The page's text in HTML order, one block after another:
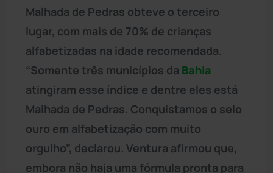
Malhada de Pedras obteve o terceiro
lugar, com mais de 70% de crianças
alfabetizadas na idade recomendada.
“Somente três municípios da Bahia
atingiram esse índice e dentre eles está
Malhada de Pedras. Conquistamos o selo
ouro em alfabetização com muito
orgulho”, declarou. Ventura afirmou que,
embora não haja uma fórmula pronta para